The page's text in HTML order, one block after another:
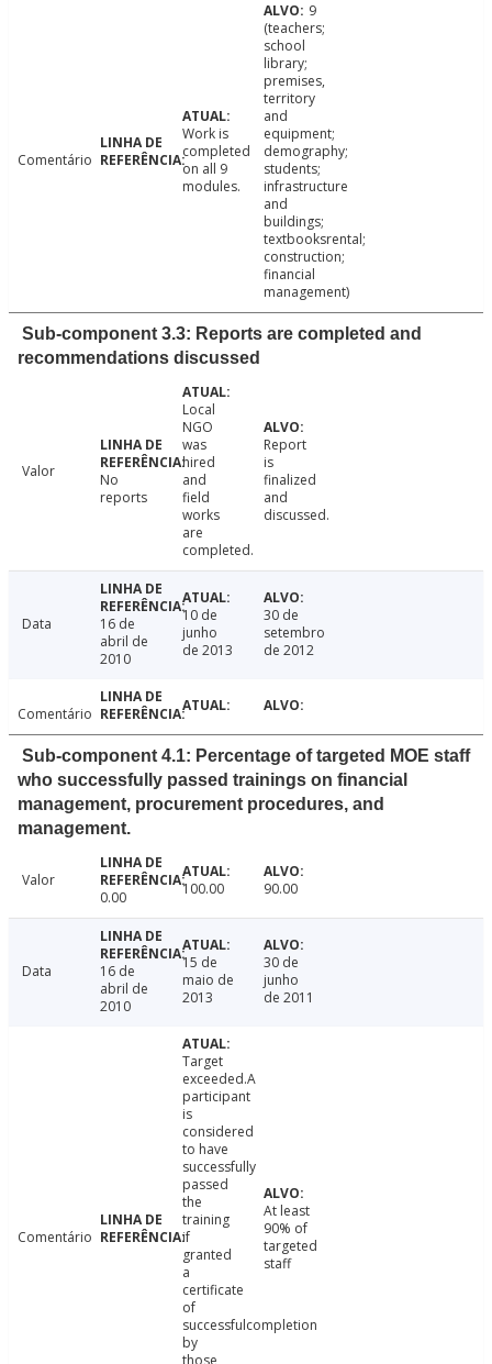
Comentário
Work is
completed
on all 9
modules.
9
(teachers;
school
library;
premises,
territory
and
equipment;
demography;
students;
infrastructure
and
buildings;
textbooksrental;
construction;
financial
management)
Sub-component 3.3: Reports are completed and
recommendations discussed
Valor
No
reports
Local
NGO
was
hired
and
field
works
are
completed.
Report
is
finalized
and
discussed.
Data
16 de
abril de
2010
10 de
junho
de 2013
30 de
setembro
de 2012
Comentário
Sub-component 4.1: Percentage of targeted MOE staff
who successfully passed trainings on financial
management, procurement procedures, and
management.
Valor
0.00
100.00 90.00
Data
16 de
abril de
2010
15 de
maio de
2013
30 de
junho
de 2011
Comentário
Target
exceeded.A
participant
is
considered
to have
successfully
passed
the
training
if
granted
a
certificate
of
successfulcompletion
by
At least
90% of
targeted
staff